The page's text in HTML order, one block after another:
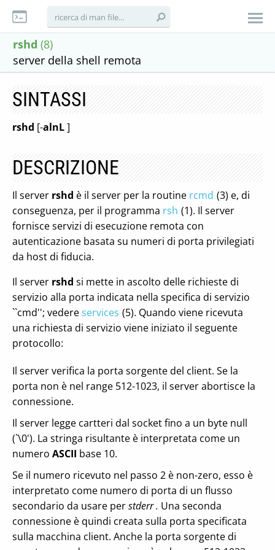
rshd (8)
server della shell remota
SINTASSI
rshd [-alnL]
DESCRIZIONE
Il server rshd è il server per la routine rcmd (3) e, di
conseguenza, per il programma rsh (1). Il server
fornisce servizi di esecuzione remota con
autenticazione basata su numeri di porta privilegiati
da host di fiducia.
Il server rshd si mette in ascolto delle richieste di
servizio alla porta indicata nella specifica di servizio
``cmd''; vedereservices (5). Quando viene ricevuta
una richiesta di servizio viene iniziato il seguente
protocollo:
Il server verifica la porta sorgente del client. Se la
porta non è nel range 512-1023, il server abortisce la
connessione.
Il server legge cartteri dal socket fino a un byte null
(`\0'). La stringa risultante è interpretata come un
numero ASCII base 10.
Se il numero ricevuto nel passo 2 è non-zero, esso è
interpretato come numero di porta di un flusso
secondario da usare perstderr . Una seconda
connessione è quindi creata sulla porta specificata
sulla macchina client. Anche la porta sorgente di